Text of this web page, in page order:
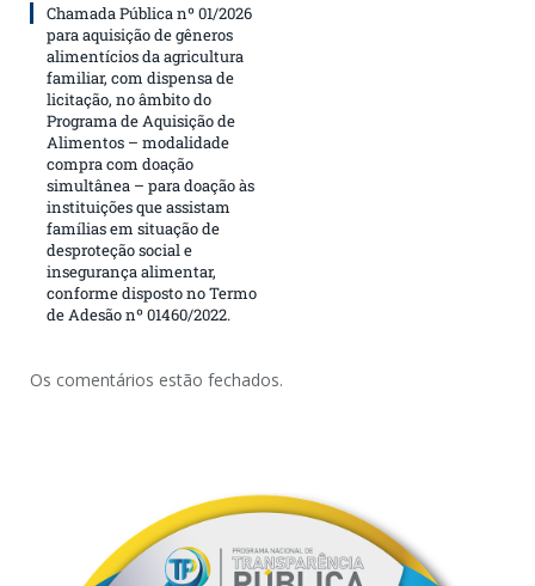
Chamada Pública nº 01/2026
para aquisição de gêneros
alimentícios da agricultura
familiar, com dispensa de
licitação, no âmbito do
Programa de Aquisição de
Alimentos – modalidade
compra com doação
simultânea – para doação às
instituições que assistam
famílias em situação de
desproteção social e
insegurança alimentar,
conforme disposto no Termo
de Adesão nº 01460/2022.
Os comentários estão fechados.